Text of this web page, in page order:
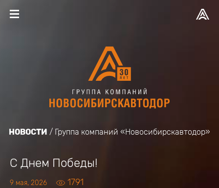
НОВОСТИ Группа компаний «Новосибирскавтодор»
С Днем Победы!
9 мая, 2026 1791